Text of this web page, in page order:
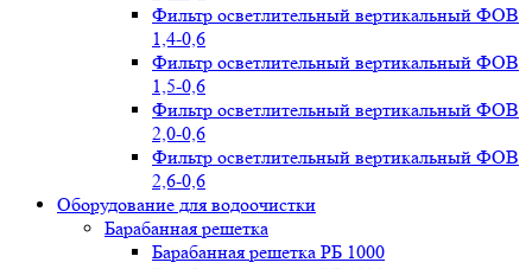
Фильтр осветлительный вертикальный ФОВ
1,4-0,6
Фильтр осветлительный вертикальный ФОВ
1,5-0,6
Фильтр осветлительный вертикальный ФОВ
2,0-0,6
Фильтр осветлительный вертикальный ФОВ
2,6-0,6
Оборудование для водоочистки
Барабанная решетка
Барабанная решетка РБ 1000